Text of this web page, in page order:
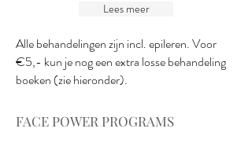
Lees meer
Alle behandelingen zijn incl. epileren. Voor
€5,- kun je nog een extra losse behandeling
boeken (zie hieronder).
FACE POWER PROGRAMS